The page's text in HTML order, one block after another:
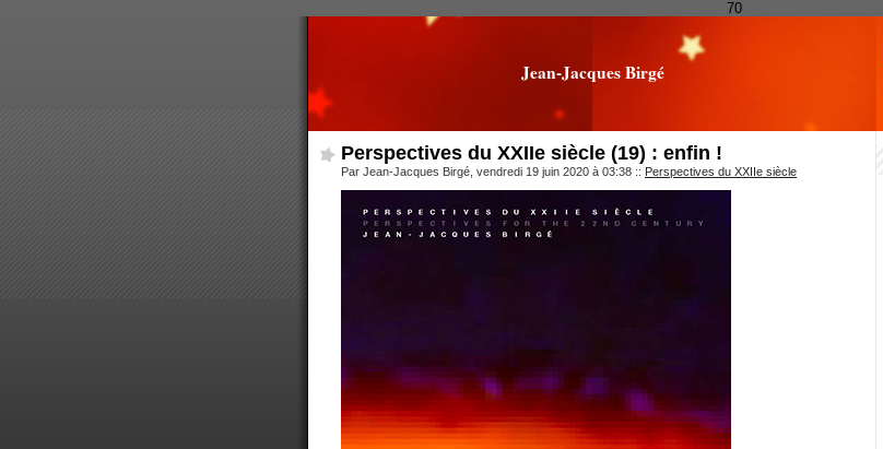
70
Jean-Jacques Birgé
Perspectives du XXIIe siècle (19) : enfin !
Par Jean-Jacques Birgé, vendredi 19 juin 2020 à 03:38 :: Perspectives du XXIIe siècle